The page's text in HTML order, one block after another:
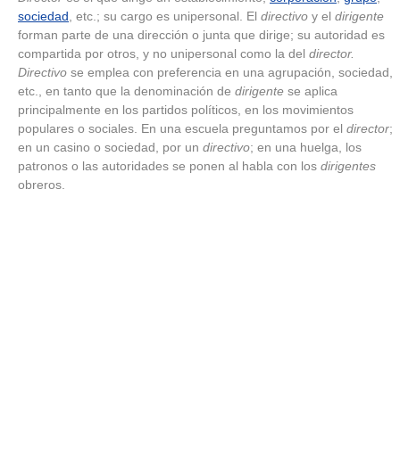
sociedad , etc.; su cargo es unipersonal. El directivo y el dirigente
forman parte de una dirección o junta que dirige; su autoridad es
compartida por otros, y no unipersonal como la del director.
Directivo se emplea con preferencia en una agrupación, sociedad,
etc., en tanto que la denominación de dirigente se aplica
principalmente en los partidos políticos, en los movimientos
populares o sociales. En una escuela preguntamos por el director;
en un casino o sociedad, por un directivo; en una huelga, los
patronos o las autoridades se ponen al habla con los dirigentes
obreros.